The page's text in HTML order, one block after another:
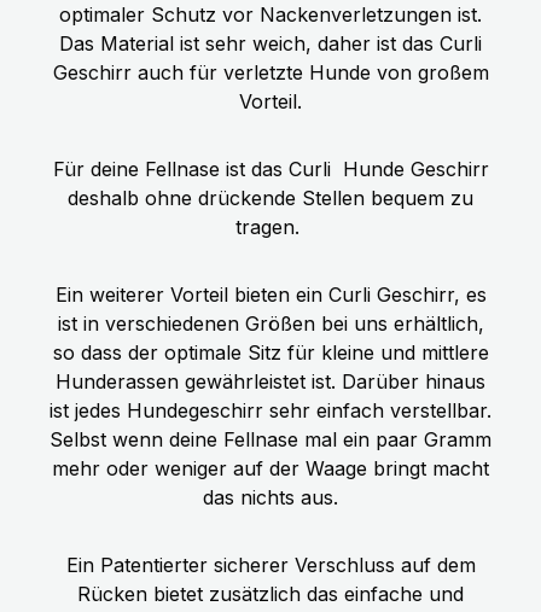
optimaler Schutz vor Nackenverletzungen ist.
Das Material ist sehr weich, daher ist das Curli
Geschirr auch für verletzte Hunde von großem
Vorteil.
Für deine Fellnase ist das Curli Hunde Geschirr
deshalb ohne drückende Stellen bequem zu
tragen.
Ein weiterer Vorteil bieten ein Curli Geschirr, es
ist in verschiedenen Größen bei uns erhältlich,
so dass der optimale Sitz für kleine und mittlere
Hunderassen gewährleistet ist. Darüber hinaus
ist jedes Hundegeschirr sehr einfach verstellbar.
Selbst wenn deine Fellnase mal ein paar Gramm
mehr oder weniger auf der Waage bringt macht
das nichts aus.
Ein Patentierter sicherer Verschluss auf dem
Rücken bietet zusätzlich das einfache und